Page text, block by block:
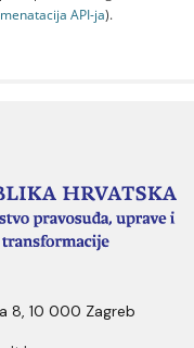
API-jа).